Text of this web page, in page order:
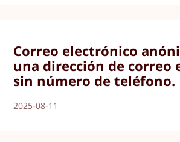
Correo electrónico
una dirección de correo
sin número de teléfono.
2025-08-11